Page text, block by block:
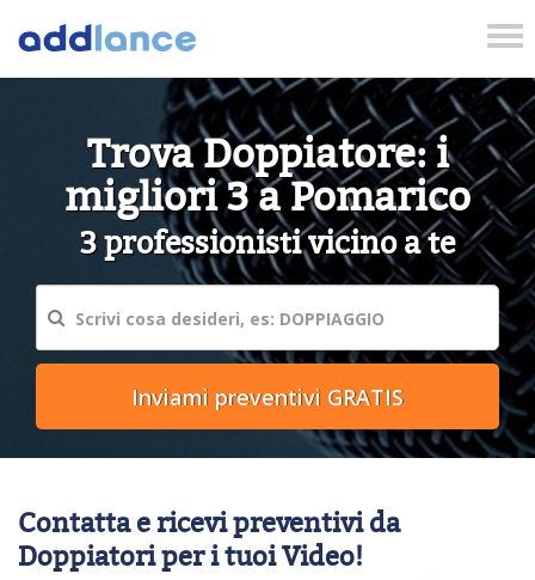
Trova Doppiatore: i
migliori 3 a Pomarico
3 professionisti vicino a te
Contatta e ricevi preventivi da
Doppiatori per i tuoi Video!